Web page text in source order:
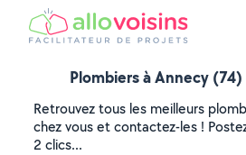
Plombiers à Annecy
Retrouvez tous les meilleurs
chez vous et contactez-les !
2 clics...